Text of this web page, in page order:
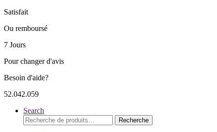
Satisfait
Ou remboursé
7 Jours
Pour changer d'avis
Besoin d'aide?
52.042.059
Search
Recherche
pour :
Recherche